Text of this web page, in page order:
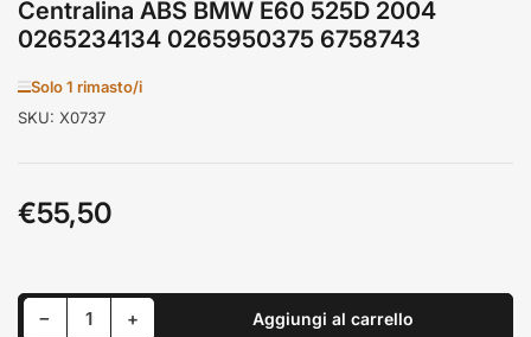
Centralina ABS BMW E60 525D 2004
0265234134 0265950375 6758743
Solo 1 rimasto/i
SKU: X0737
Prezzo
standard
€55,50
−Riduci quantità per Centralina ABS BMW E60 525D 2004 0265234134 0265950375 6758743
Quantità +Aumenta quantità per Centralina ABS BMW E60 525D 2004 0265234134 0265950375 6758743 Aggiungi al carrello